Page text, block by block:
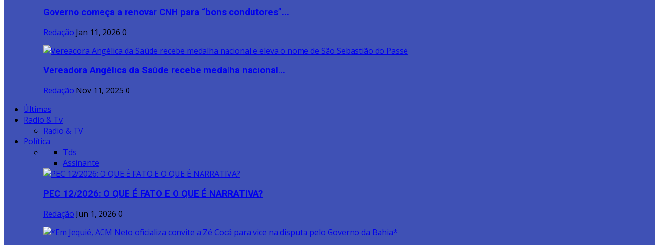
Governo começa a renovar CNH para “bons condutores”...
Redação Jan 11, 2026 0
Vereadora Angélica da Saúde recebe medalha nacional...
Redação Nov 11, 2025 0
Últimas
Radio & Tv
Radio & TV
Política
Tds
Assinante
PEC 12/2026: O QUE É FATO E O QUE É NARRATIVA?
Redação Jun 1, 2026 0